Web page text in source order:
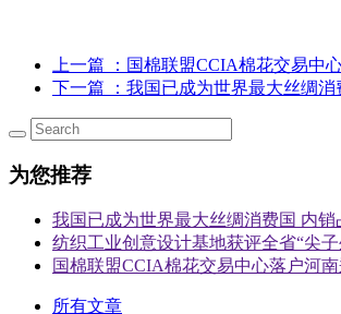
上一篇
：国棉联盟CCIA棉花交易中
下一篇
：我国已成为世界最大丝绸
为您推荐
我国已成为世界最大丝绸消费国 内销
纺织工业创意设计基地获评全省“尖子
国棉联盟CCIA棉花交易中心落户河南
所有文章